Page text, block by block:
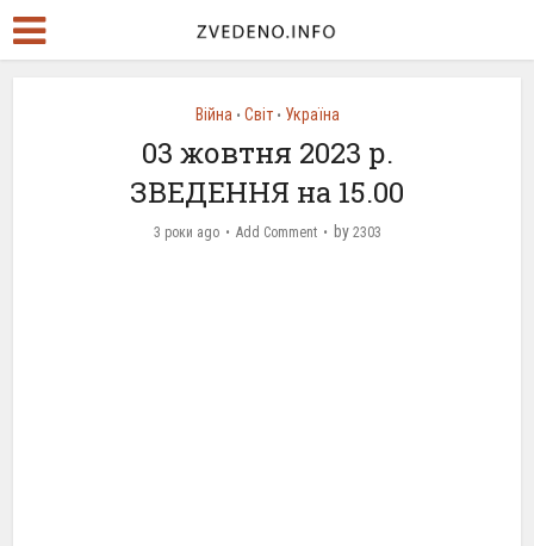
Війна • Світ • Україна
03 жовтня 2023 р.
ЗВЕДЕННЯ на 15.00
3 роки ago Add Comment by 2303